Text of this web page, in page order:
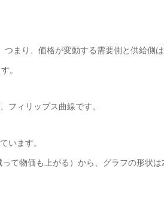
まり、価格が変動する需要側と供給側
。
フィリップス曲線です。
います。
て物価も上がる）から、グラフの形状は